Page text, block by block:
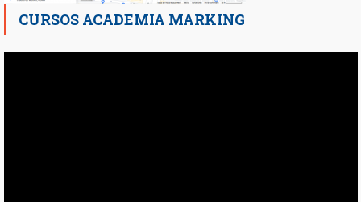
CURSOS ACADEMIA MARKING